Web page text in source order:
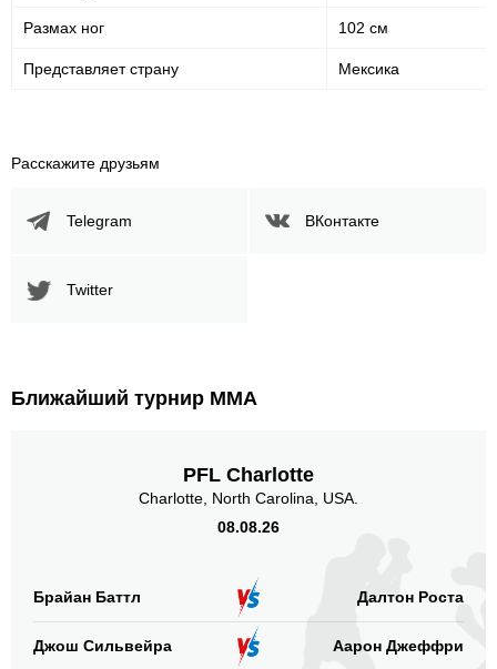
Размах ног 102 см
Представляет страну Мексика
Расскажите друзьям
Telegram ВКонтакте
Twitter
Ближайший турнир ММА
PFL Charlotte
Charlotte, North Carolina, USA.
08.08.26
Брайан Баттл Далтон Роста
Джош Сильвейра Аарон Джеффри